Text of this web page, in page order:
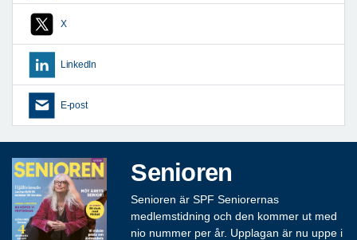
X
LinkedIn
E-post
Senioren
Senioren är SPF Seniorernas
medlemstidning och den kommer ut med
nio nummer per år. Upplagan är nu uppe i